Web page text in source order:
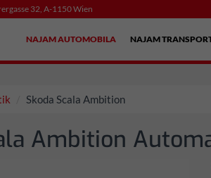
32, A-1150 Wien
NAJAM AUTOMOBILA NAJAM
Skoda Scala Ambition
Ambition